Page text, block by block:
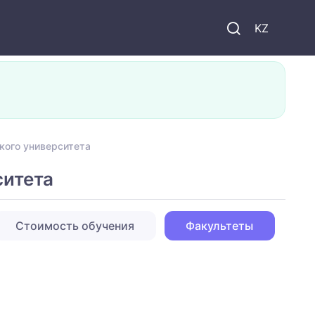
KZ
университета
Стоимость обучения Факультеты